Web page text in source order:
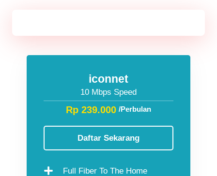
iconnet
10 Mbps Speed
Rp 239.000 /Perbulan
Daftar Sekarang
Full Fiber To The Home